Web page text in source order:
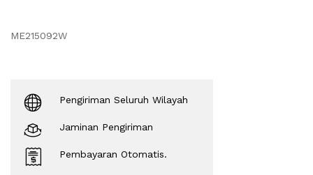
ME215092W
Pengiriman Seluruh Wilayah
Jaminan Pengiriman
Pembayaran Otomatis.